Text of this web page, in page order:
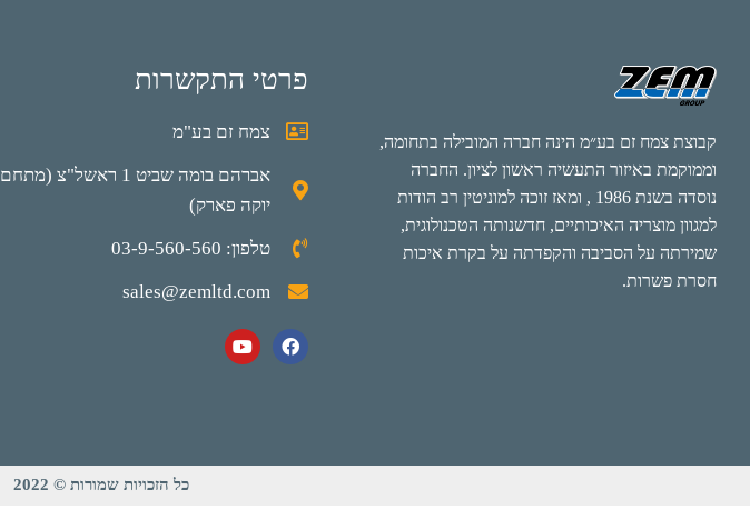
קבוצת צמח זם בע״מ הינה חברה המובילה בתחומה,
וממוקמת באיזור התעשיה ראשון לציון. החברה
נוסדה בשנת 1986 , ומאז זוכה למוניטין רב הודות
למגוון מוצריה האיכותיים, חדשנותה הטכנולוגית,
שמירתה על הסביבה והקפדתה על בקרת איכות
חסרת פשרות.
פרטי התקשרות
צמח זם בע"מ
אברהם בומה שביט 1 ראשל"צ (מתחם
יוקה פארק)
טלפון: 03-9-560-560
sales@zemltd.com
כל הזכויות שמורות © 2022